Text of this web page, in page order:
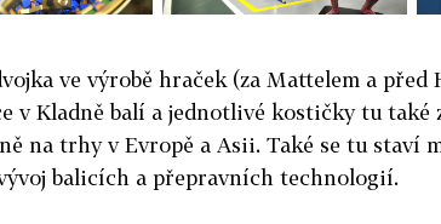
ve výrobě hraček (za Mattelem a před
v Kladně balí a jednotlivé kostičky tu také
na trhy v Evropě a Asii. Také se tu staví
balicích a přepravních technologií.